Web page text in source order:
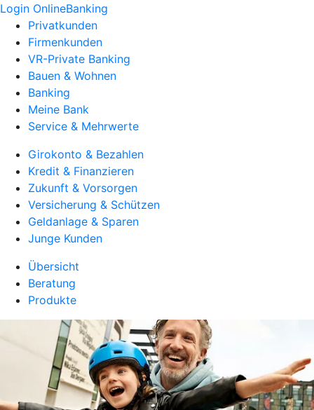
Login OnlineBanking
Privatkunden
Firmenkunden
VR-Private Banking
Bauen & Wohnen
Banking
Meine Bank
Service & Mehrwerte
Girokonto & Bezahlen
Kredit & Finanzieren
Zukunft & Vorsorgen
Versicherung & Schützen
Geldanlage & Sparen
Junge Kunden
Übersicht
Beratung
Produkte